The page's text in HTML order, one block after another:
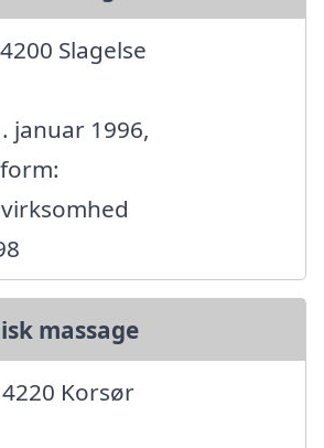
Slagelse
januar 1996,
massage
Korsør